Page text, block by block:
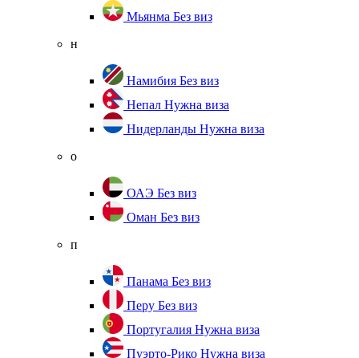
Мьянма Без виз
н
Намибия Без виз
Непал Нужна виза
Нидерланды Нужна виза
о
ОАЭ Без виз
Оман Без виз
п
Панама Без виз
Перу Без виз
Португалия Нужна виза
Пуэрто-Рико Нужна виза